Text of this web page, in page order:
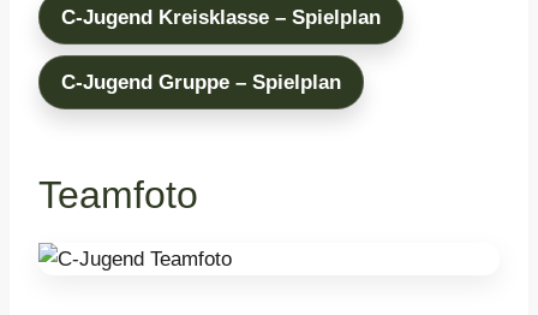
C-Jugend Kreisklasse – Spielplan
C-Jugend Gruppe – Spielplan
Teamfoto